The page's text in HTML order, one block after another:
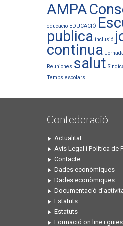
AMPA
educacio EDUCACIÓ
publica inclusió
continua
Reuniones salut
Temps escolars
Confederació
Actualitat
Avís Legal i Política de
Contacte
Dades econòmiques
Dades econòmiques
Documentació
Estatuts
Estatuts
Formació on line i guies